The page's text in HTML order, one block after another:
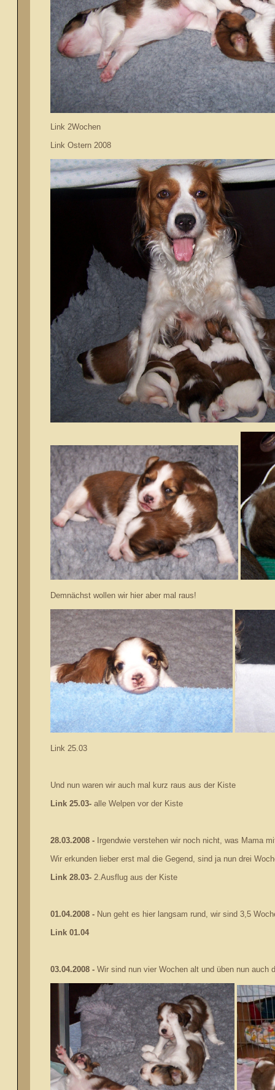
Link 2Wochen
Link Ostern 2008
Demnächst wollen wir hier aber mal raus!
Link 25.03
Und nun waren wir auch mal kurz raus aus der Kiste
Link 25.03-alle Welpen vor der Kiste
28.03.2008 - Irgendwie verstehen wir noch nicht, was Mama
Wir erkunden lieber erst mal die Gegend, sind ja nun drei
Link 28.03-2.Ausflug aus der Kiste
01.04.2008 - Nun geht es hier langsam rund, wir sind 3,5
Link 01.04
03.04.2008 - Wir sind nun vier Wochen alt und üben nun auch